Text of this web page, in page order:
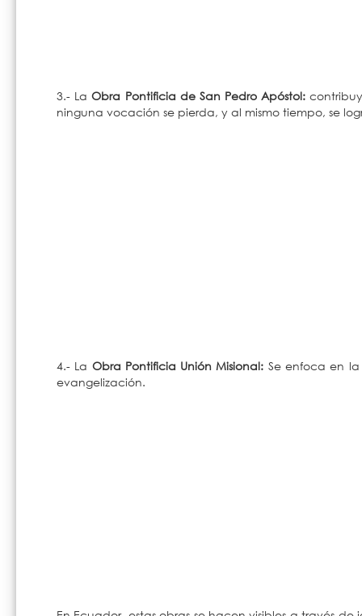
3.- LaObra Pontificia de San Pedro Apóstol:
ninguna vocación se pierda, y al mismo tiempo, se
4.- La Obra Pontificia Unión Misional: Se enfoca en la
evangelización.